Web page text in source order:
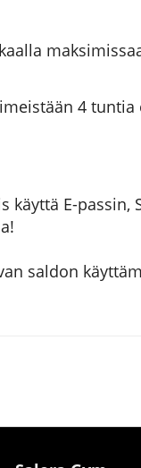
4 tuntia
käyttä E-passin,
saldon